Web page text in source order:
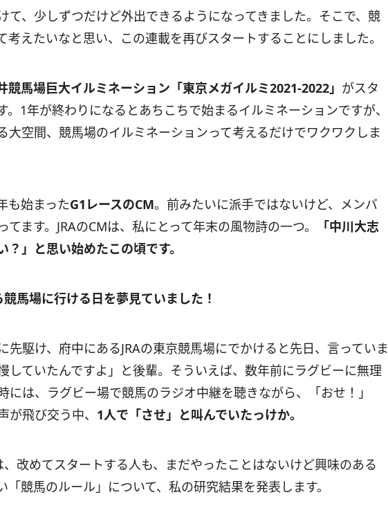
て、少しずつだけど外出できるようになってきました。そこで、競
考えたいなと思い、この連載を再びスタートすることにしました。
競馬場巨大イルミネーション「東京メガイルミ2021-2022」 がスタ
。1年が終わりになるとあちこちで始まるイルミネーションですが、
大空間、競馬場のイルミネーションって考えるだけでワクワクしま
も始まったG1レースのCM。前みたいに派手ではないけど、メンバ
てます。JRAのCMは、私にとって年末の風物詩の一つ。
「中川大志
？」と思い始めたこの頃です。
馬場に行ける日を夢見ていました！
先駆け、府中にあるJRAの東京競馬場にでかけると先日、言っていま
していたんですよ」と後輩。そういえば、数年前にラグビーに無理
には、ラグビー場で競馬のラジオ中継を聴きながら、「おせ！」
が飛び交う中、 1人で「させ」と叫んでいたっけか。
改めてスタートする人も、まだやったことはないけど興味のある
「競馬のルール」について、私の研究結果を発表します。